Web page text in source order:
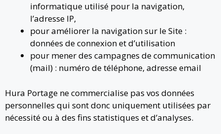
informatique utilisé pour la navigation,
l’adresse IP,
pour améliorer la navigation sur le Site :
données de connexion et d’utilisation
pour mener des campagnes de communication
(mail) : numéro de téléphone, adresse email
Hura Portage ne commercialise pas vos données
personnelles qui sont donc uniquement utilisées par
nécessité ou à des fins statistiques et d’analyses.